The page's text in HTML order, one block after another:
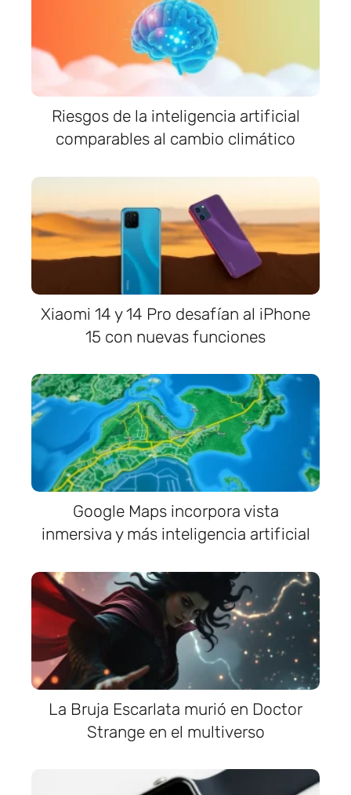
Riesgos de la inteligencia artificial
comparables al cambio climático
Xiaomi 14 y 14 Pro desafían al iPhone
15 con nuevas funciones
Google Maps incorpora vista
inmersiva y más inteligencia artificial
La Bruja Escarlata murió en Doctor
Strange en el multiverso